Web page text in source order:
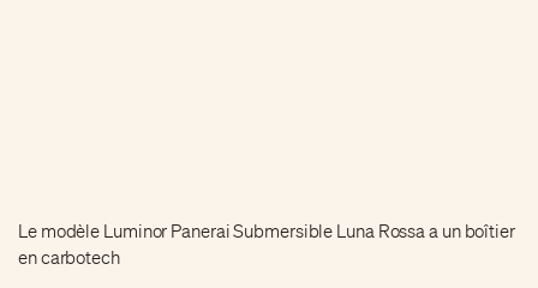
Le modèle Luminor Panerai Submersible Luna Rossa a un boîtier
en carbotech